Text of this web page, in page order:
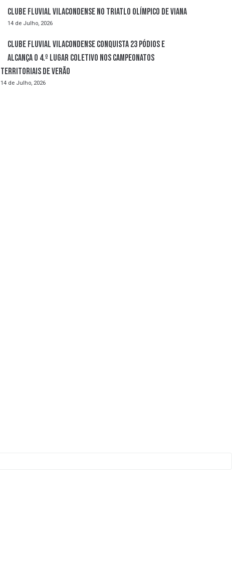
Clube Fluvial Vilacondense no Triatlo Olímpico de Viana
14 de Julho, 2026
Clube Fluvial Vilacondense conquista 23 pódios e
alcança o 4.º lugar coletivo nos Campeonatos
Territoriais de Verão
14 de Julho, 2026